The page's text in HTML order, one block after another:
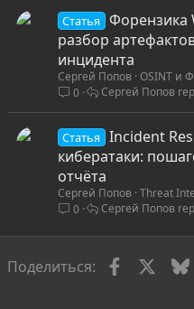
Статья
Форензика
разбор
инцидента
Сергей Попов OSINT и
0
Сергей Попов
Статья
Incident
кибератаки:
отчёта
Сергей Попов Threat
0
Сергей Попов
Поделиться: Facebook